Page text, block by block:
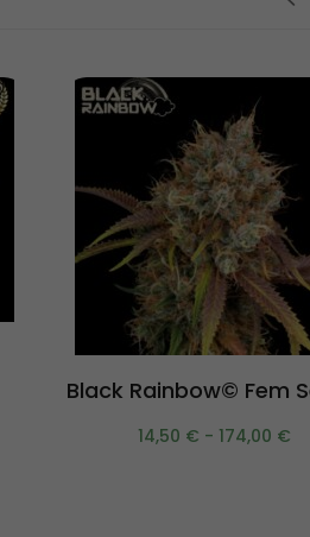
Scegli
Black Rainbow© Fem
14,50 € - 174,00 €